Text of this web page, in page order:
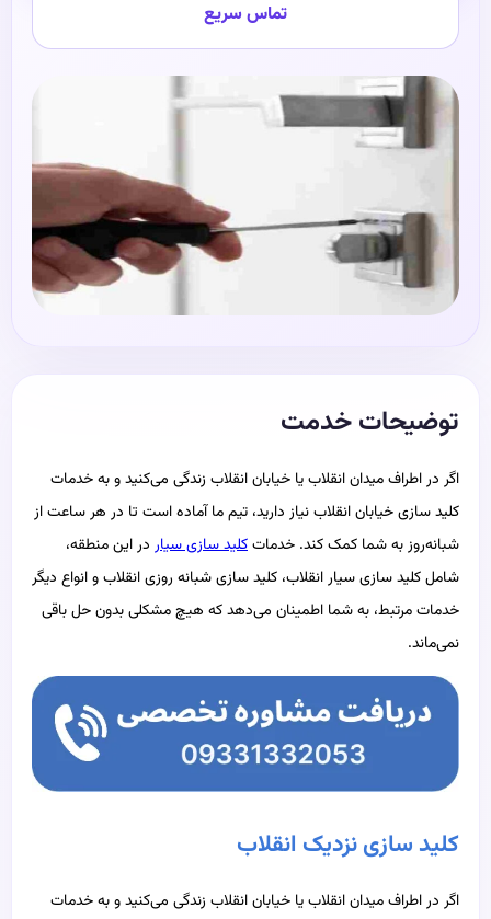
تماس سریع
توضیحات خدمت
اگر در اطراف میدان انقلاب یا خیابان انقلاب زندگی می‌کنید و به خدمات
کلید سازی خیابان انقلاب نیاز دارید، تیم ما آماده است تا در هر ساعت از
شبانه‌روز به شما کمک کند. خدماتکلید سازی سیار در این منطقه،
شامل کلید سازی سیار انقلاب، کلید سازی شبانه‌ روزی انقلاب و انواع دیگر
خدمات مرتبط، به شما اطمینان می‌دهد که هیچ مشکلی بدون حل باقی
نمی‌ماند.
کلید سازی نزدیک انقلاب
اگر در اطراف میدان انقلاب یا خیابان انقلاب زندگی می‌کنید و به خدمات